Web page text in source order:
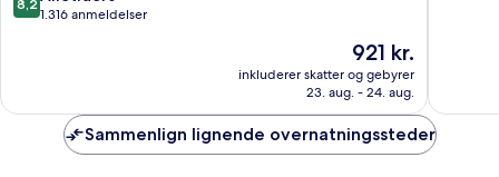
South
ud
anmeldelser
8,2
1.316 anmeldelser
Prisen
921 kr.
921 kr.
inkluderer skatter og gebyrer
23. aug. - 24. aug.
Sammenlign lignende overnatningssteder